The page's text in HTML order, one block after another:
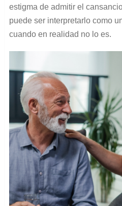
estigma de admitir el
puede ser interpretarlo como
cuando en realidad no lo es.